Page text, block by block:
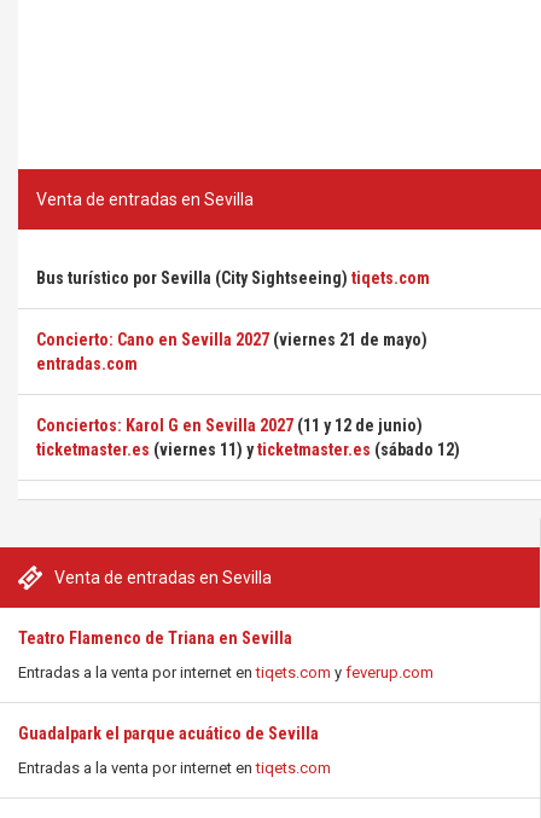
Venta de entradas en Sevilla
Teatro Flamenco de Triana en Sevilla
Entradas a la venta por internet entiqets.com y feverup.com
Guadalpark el parque acuático de Sevilla
Entradas a la venta por internet entiqets.com
Venta de entradas en Sevilla
Bus turístico por Sevilla (City Sightseeing) tiqets.com
Concierto: Cano en Sevilla 2027 (viernes 21 de mayo)
entradas.com
Conciertos: Karol G en Sevilla 2027 (11 y 12 de junio)
ticketmaster.es (viernes 11) yticketmaster.es (sábado 12)